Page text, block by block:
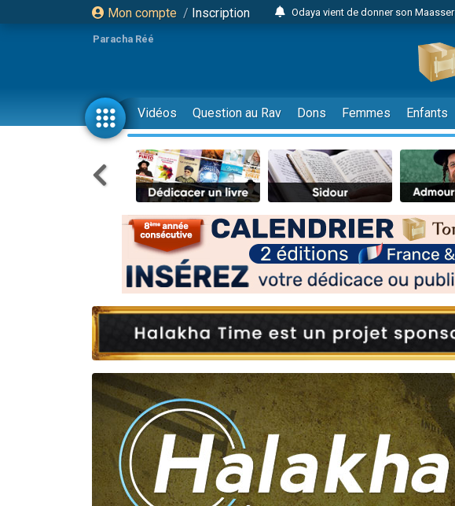
Mon compte / Inscription
Odaya vient de donner son Maasser
3 personnes viennent de faire
2 personnes viennent de nous
13 personnes viennent de
12 nouvelles musiques dans
30 personnes viennent de faire
Il reste 49 places pour étudier
3 personnes viennent de nous
2 personnes viennent de nous
3 personnes viennent de nous
2 nouvelles musiques dans
8 personnes viennent de faire
61 personnes viennent de
Il reste 49 places pour étudier
Nathaniel vient de donner son
6 personnes viennent de faire
3 personnes viennent de nous
Paracha Réé
Vidéos Question au Rav Dons Femmes Enfants